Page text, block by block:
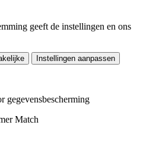
geeft de instellingen en ons
Instellingen aanpassen
gegevensbescherming
Match